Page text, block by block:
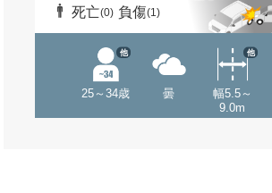
死亡(0) 負傷(1)
25～34歳
他
曇
幅5.5～
9.0m
他